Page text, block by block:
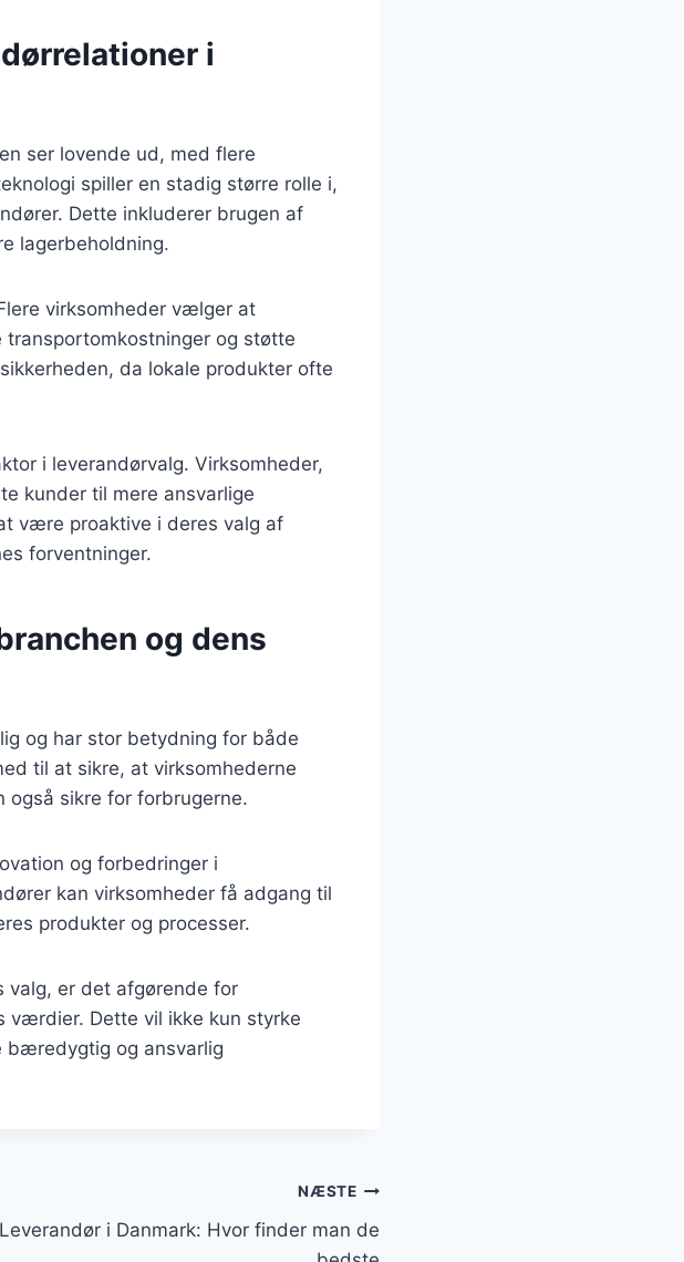
i
ser lovende ud, med flere
spiller en stadig større rolle i,
Dette inkluderer brugen af
lagerbeholdning.
virksomheder vælger at
og støtte
da lokale produkter ofte
i leverandørvalg. Virksomheder,
kunder til mere ansvarlige
være proaktive i deres valg af
forventninger.
og dens
og har stor betydning for både
til at sikre, at virksomhederne
også sikre for forbrugerne.
og forbedringer i
kan virksomheder få adgang til
produkter og processer.
valg, er det afgørende for
værdier. Dette vil ikke kun styrke
bæredygtig og ansvarlig
NÆSTE
Leverandør i Danmark: Hvor finder man de